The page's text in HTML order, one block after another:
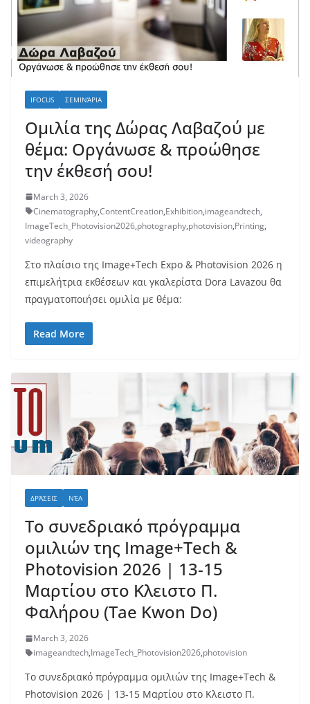
IFOCUS ΣΕΜΙΝΆΡΙΑ
Ομιλία της Δώρας Λαβαζού με
θέμα: Οργάνωσε & προώθησε
την έκθεσή σου!
March 3, 2026
Cinematography,ContentCreation,Exhibition,imageandtech,
ImageTech_Photovision2026,photography,photovision,Printing,
videography
Στο πλαίσιο της Image+Tech Expo & Photovision 2026 η
επιμελήτρια εκθέσεων και γκαλερίστα Dora Lavazou θα
πραγματοποιήσει ομιλία με θέμα:
Read More
ΔΡΆΣΕΙΣ ΝΈΑ
Το συνεδριακό πρόγραμμα
ομιλιών της Image+Tech &
Photovision 2026 | 13-15
Μαρτίου στο Κλειστο Π.
Φαλήρου (Tae Kwon Do)
March 3, 2026
imageandtech,ImageTech_Photovision2026,photovision
Το συνεδριακό πρόγραμμα ομιλιών της Image+Tech &
Photovision 2026 | 13-15 Μαρτίου στο Κλειστο Π.